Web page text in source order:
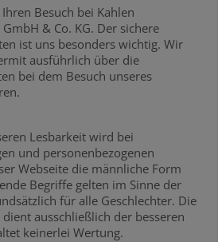
Besuch bei Kahlen
& Co. KG. Der sichere
ist uns besonders wichtig. Wir
ausführlich über die
bei dem Besuch unseres
Lesbarkeit wird bei
und personenbezogenen
Webseite die männliche Form
Begriffe gelten im Sinne der
für alle Geschlechter. Die
ausschließlich der besseren
keinerlei Wertung.